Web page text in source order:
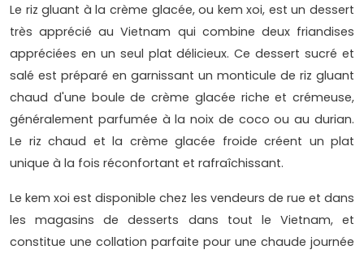
Le riz gluant à la crème glacée, ou kem xoi, est un dessert
très apprécié au Vietnam qui combine deux friandises
appréciées en un seul plat délicieux. Ce dessert sucré et
salé est préparé en garnissant un monticule de riz gluant
chaud d'une boule de crème glacée riche et crémeuse,
généralement parfumée à la noix de coco ou au durian.
Le riz chaud et la crème glacée froide créent un plat
unique à la fois réconfortant et rafraîchissant.
Le kem xoi est disponible chez les vendeurs de rue et dans
les magasins de desserts dans tout le Vietnam, et
constitue une collation parfaite pour une chaude journée